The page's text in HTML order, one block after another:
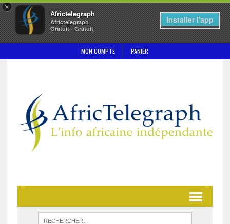
×
Africtelegraph
Africtelegraph
Gratuit - Gratuit
Installer l'app
MON COMPTE PANIER